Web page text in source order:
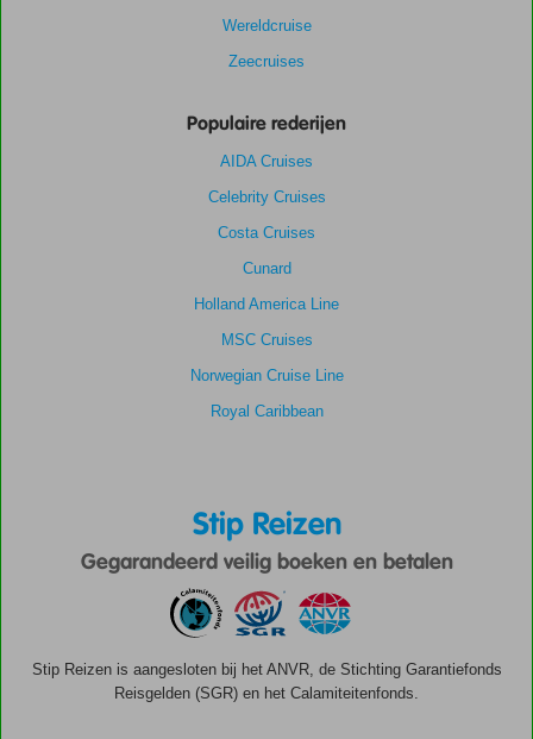
Wereldcruise
Zeecruises
Populaire rederijen
AIDA Cruises
Celebrity Cruises
Costa Cruises
Cunard
Holland America Line
MSC Cruises
Norwegian Cruise Line
Royal Caribbean
Stip Reizen
Gegarandeerd veilig boeken en betalen
Stip Reizen is aangesloten bij het ANVR, de Stichting Garantiefonds
Reisgelden (SGR) en het Calamiteitenfonds.